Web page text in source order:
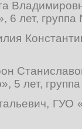
6 лет,
5 лет, группа